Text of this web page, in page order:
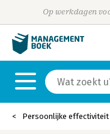
Op werkdagen
Persoonlijke effectiviteit